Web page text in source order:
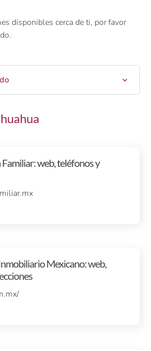
disponibles cerca de ti, por favor
web, teléfonos y
Mexicano: web,